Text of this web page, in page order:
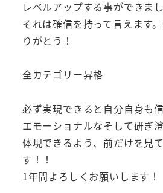
レベルアップする事ができま
それは確信を持って言えます
りがとう！
全カテゴリー昇格
必ず実現できると自分自身も信
エモーショナルなそして研ぎ
体現できるよう、前だけを見
す！！
1年間よろしくお願いします！